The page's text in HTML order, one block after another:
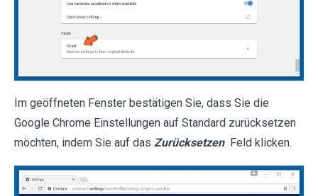
Im geöffneten Fenster bestätigen Sie, dass Sie die
Google Chrome Einstellungen auf Standard zurücksetzen
möchten, indem Sie auf das Zurücksetzen Feld klicken.